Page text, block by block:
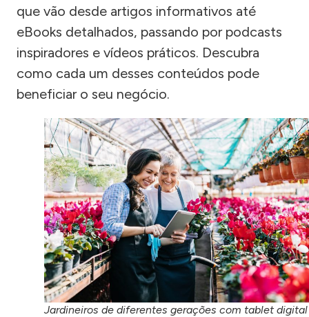
que vão desde artigos informativos até
eBooks detalhados, passando por podcasts
inspiradores e vídeos práticos. Descubra
como cada um desses conteúdos pode
beneficiar o seu negócio.
Jardineiros de diferentes gerações com tablet digital